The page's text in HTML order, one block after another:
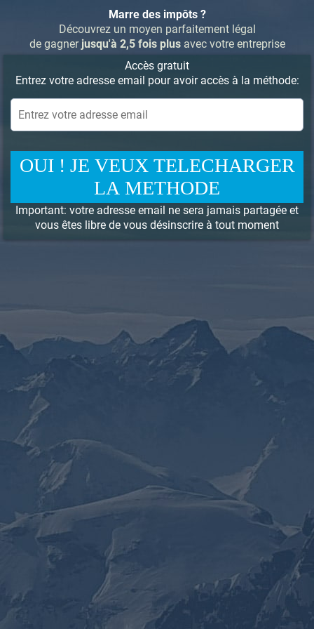
Marre des impôts ?
Découvrez un moyen parfaitement légal
de gagnerjusqu'à 2,5 fois plusavec votre entreprise
Accès gratuit
Entrez votre adresse email pour avoir accès à la méthode:
OUI ! JE VEUX TELECHARGER
LA METHODE
Important: votre adresse email ne sera jamais partagée et
vous êtes libre de vous désinscrire à tout moment